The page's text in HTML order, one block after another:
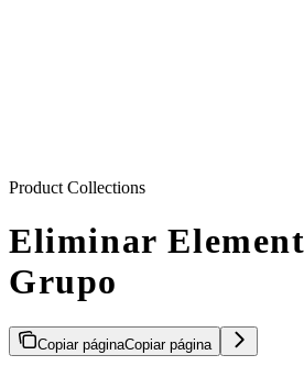
Product Collections
Eliminar
Grupo
Copiar páginaCopiar página